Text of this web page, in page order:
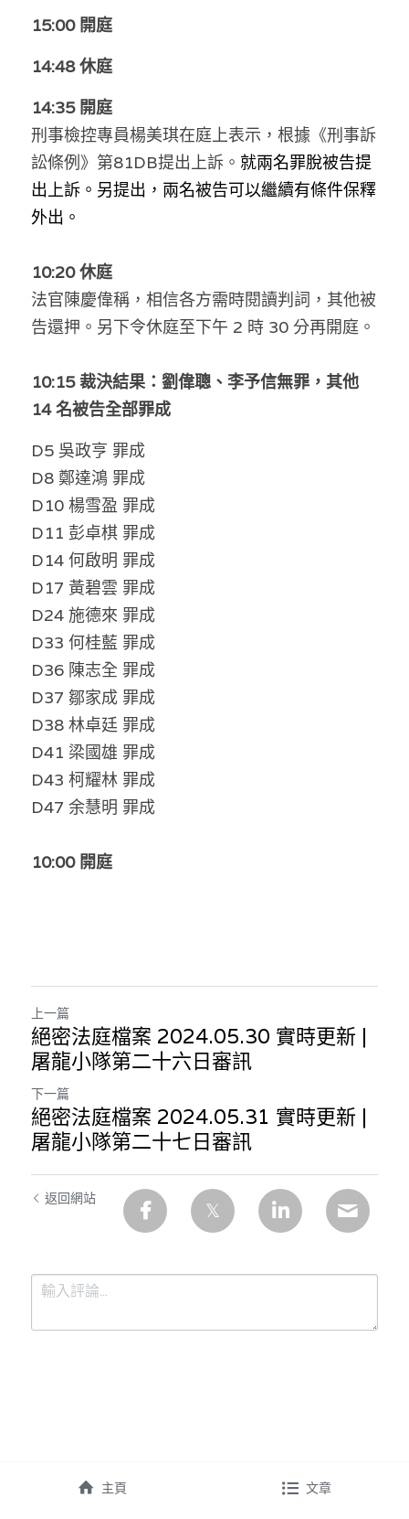
KOL 精選
大衛sir專欄
曾子晴 - 晴深直說
龔靜儀大律師專欄
陳貴春大律師專欄
陳子遷律師專欄
羅浚軒專欄
溫志倫專欄
張美雄專欄
香港科技專上書院｜專欄
15:00 開庭
14:48 休庭
14:35 開庭
刑事檢控專員楊美琪在庭上表示，根據《刑事訴
訟條例》第81DB提出上訴。 就兩名罪脫被告提
出上訴。另提出，兩名被告可以繼續有條件保釋
外出。
10:20 休庭
法官陳慶偉稱，相信各方需時閱讀判詞，其他被
告還押。另下令休庭至下午 2 時 30 分再開庭。
10:15 裁決結果：劉偉聰、李予信無罪，其他
14 名被告全部罪成
D5 吳政亨 罪成
D8 鄭達鴻 罪成
D10 楊雪盈 罪成
D11 彭卓棋 罪成
D14 何啟明 罪成
D17 黃碧雲 罪成
D24 施德來 罪成
D33 何桂藍 罪成
D36 陳志全 罪成
D37 鄒家成 罪成
D38 林卓廷 罪成
D41 梁國雄 罪成
D43 柯耀林 罪成
D47 余慧明 罪成
10:00 開庭
上一篇
絕密法庭檔案 2024.05.30 實時更新 |
屠龍小隊第二十六日審訊
下一篇
絕密法庭檔案 2024.05.31 實時更新 |
屠龍小隊第二十七日審訊
返回網站
主頁 文章